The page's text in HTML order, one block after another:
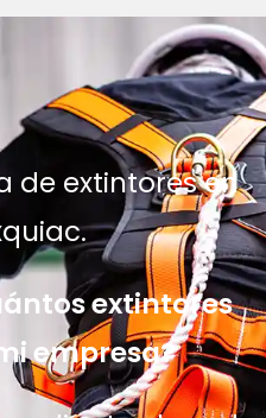
de extintores en
extintores
empresa?